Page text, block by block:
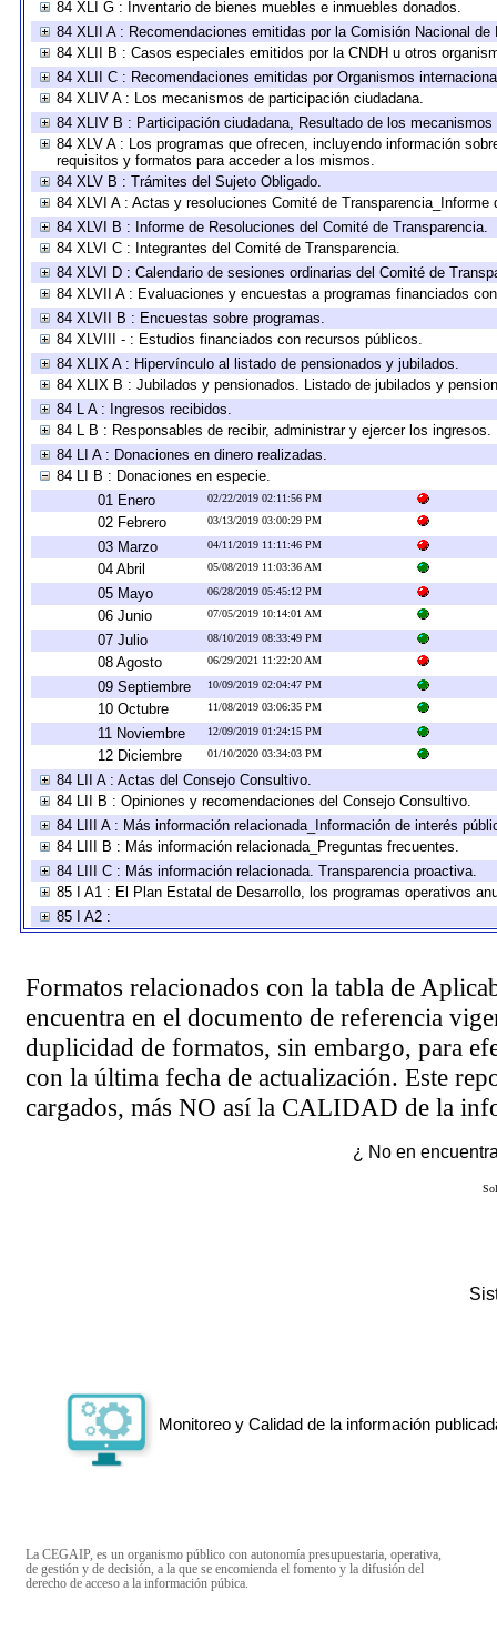
84 XLI G : Inventario de bienes muebles e inmuebles donados.
84 XLII A : Recomendaciones emitidas por la Comisión Nacional de
84 XLII B : Casos especiales emitidos por la CNDH u otros
84 XLII C : Recomendaciones emitidas por Organismos
84 XLIV A : Los mecanismos de participación ciudadana.
84 XLIV B : Participación ciudadana, Resultado de los
84 XLV A : Los programas que ofrecen, incluyendo información
requisitos y formatos para acceder a los mismos.
84 XLV B : Trámites del Sujeto Obligado.
84 XLVI A : Actas y resoluciones Comité de
84 XLVI B : Informe de Resoluciones del Comité de Transparencia.
84 XLVI C : Integrantes del Comité de Transparencia.
84 XLVI D : Calendario de sesiones ordinarias del Comité de
84 XLVII A : Evaluaciones y encuestas a programas financiados
84 XLVII B : Encuestas sobre programas.
84 XLVIII - : Estudios financiados con recursos públicos.
84 XLIX A : Hipervínculo al listado de pensionados y jubilados.
84 XLIX B : Jubilados y pensionados. Listado de jubilados y
84 L A : Ingresos recibidos.
84 L B : Responsables de recibir, administrar y ejercer los ingresos.
84 LI A : Donaciones en dinero realizadas.
84 LI B : Donaciones en especie.
01 Enero
02/22/2019 02:11:56 PM
02 Febrero 03/13/2019 03:00:29 PM
03 Marzo 04/11/2019 11:11:46 PM
04 Abril 05/08/2019 11:03:36 AM
05 Mayo 06/28/2019 05:45:12 PM
06 Junio 07/05/2019 10:14:01 AM
07 Julio 08/10/2019 08:33:49 PM
08 Agosto 06/29/2021 11:22:20 AM
09 Septiembre 10/09/2019 02:04:47 PM
10 Octubre 11/08/2019 03:06:35 PM
11 Noviembre 12/09/2019 01:24:15 PM
12 Diciembre 01/10/2020 03:34:03 PM
84 LII A : Actas del Consejo Consultivo.
84 LII B : Opiniones y recomendaciones del Consejo Consultivo.
84 LIII A : Más información relacionada_Información de interés
84 LIII B : Más información relacionada_Preguntas frecuentes.
84 LIII C : Más información relacionada. Transparencia proactiva.
85 I A1 : El Plan Estatal de Desarrollo, los programas operativos
85 I A2 :
Formatos relacionados con la tabla de
encuentra en el documento de referencia
duplicidad de formatos, sin embargo, para
con la última fecha de actualización. Este
cargados, más NO así la CALIDAD de la
¿ No en
Monitoreo y Calidad de la información
La CEGAIP, es un organismo público con autonomía presupuestaria, operativa,
de gestión y de decisión, a la que se encomienda el fomento y la difusión del
derecho de acceso a la información púbica.